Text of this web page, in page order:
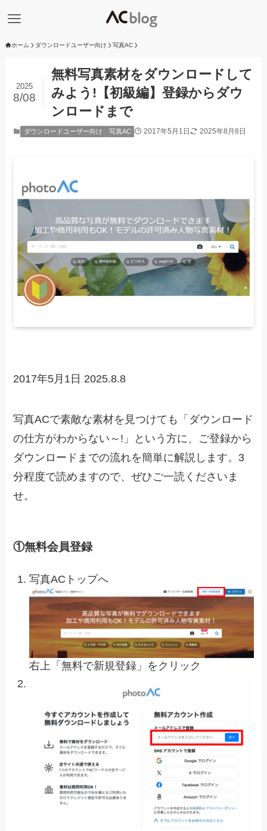
ホーム ダウンロードユーザー向け 写真AC
無料写真素材をダウンロードして
みよう!【初級編】登録からダウ
ンロードまで
2025
8/08
ダウンロードユーザー向け 写真AC 2017年5月1日 2025年8月8日
2017年5月1日 2025.8.8
写真ACで素敵な素材を見つけても「ダウンロード
の仕方がわからない～!」という方に、ご登録から
ダウンロードまでの流れを簡単に解説します。3
分程度で読めますので、ぜひご一読くださいま
せ。
①無料会員登録
写真ACトップへ
右上「無料で新規登録」をクリック